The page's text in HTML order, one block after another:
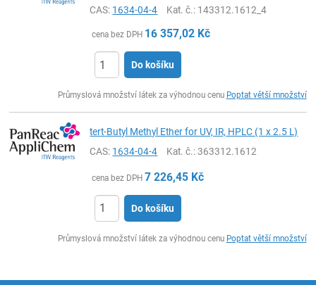
CAS: 1634-04-4 Kat. č.: 143312.1612_4
cena bez DPH 16 357,02 Kč
Do košíku
Průmyslová množství látek za výhodnou cenu Poptat větší množství
tert-Butyl Methyl Ether for UV, IR, HPLC (1 x 2.5 L)
CAS: 1634-04-4 Kat. č.: 363312.1612
cena bez DPH 7 226,45 Kč
Do košíku
Průmyslová množství látek za výhodnou cenu Poptat větší množství